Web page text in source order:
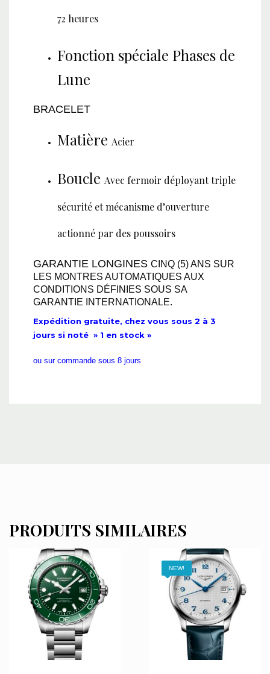
72 heures
Fonction spéciale Phases de
Lune
BRACELET
Matière Acier
Boucle Avec fermoir déployant triple
sécurité et mécanisme d’ouverture
actionné par des poussoirs
GARANTIE LONGINES CINQ (5) ANS SUR
LES MONTRES AUTOMATIQUES AUX
CONDITIONS DÉFINIES SOUS SA
GARANTIE INTERNATIONALE.
Expédition gratuite, chez vous sous 2 à 3
jours si noté » 1 en stock »
ou sur commande sous 8 jours
PRODUITS SIMILAIRES
NEW!